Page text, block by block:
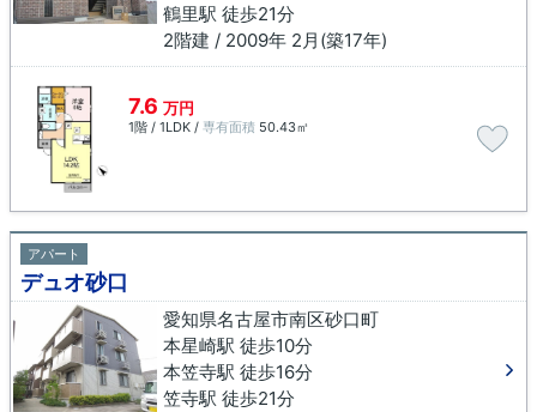
鶴里駅 徒歩21分
2階建 / 2009年 2月(築17年)
7.6 万円
1階 / 1LDK / 専有面積 50.43㎡
アパート
デュオ砂口
愛知県名古屋市南区砂口町
本星崎駅 徒歩10分
本笠寺駅 徒歩16分
笠寺駅 徒歩21分